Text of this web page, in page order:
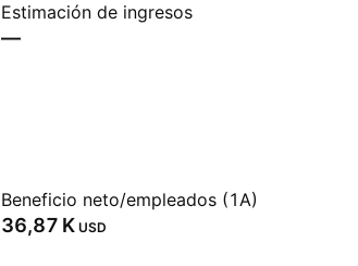
Estimación de ingresos
—
Beneficio neto/empleados (1A)
‪36,87 K‬ USD